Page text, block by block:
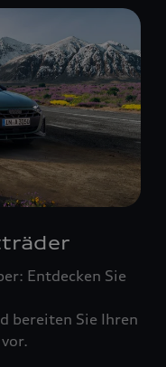
Entdecken Sie
bereiten Sie Ihren